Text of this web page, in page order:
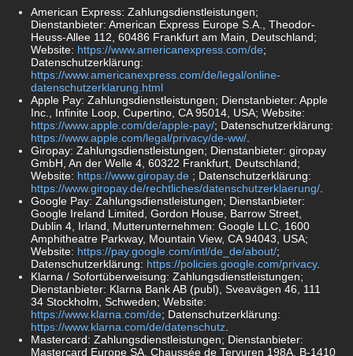
American Express: Zahlungsdienstleistungen;
Dienstanbieter: American Express Europe S.A., Theodor-
Heuss-Allee 112, 60486 Frankfurt am Main, Deutschland;
Website: https://www.americanexpress.com/de;
Datenschutzerklärung:
https://www.americanexpress.com/de/legal/online-
datenschutzerklarung.html
Apple Pay: Zahlungsdienstleistungen; Dienstanbieter: Apple
Inc., Infinite Loop, Cupertino, CA 95014, USA; Website:
https://www.apple.com/de/apple-pay/; Datenschutzerklärung:
https://www.apple.com/legal/privacy/de-ww/
Giropay: Zahlungsdienstleistungen; Dienstanbieter: giropay
GmbH, An der Welle 4, 60322 Frankfurt, Deutschland;
Website: https://www.giropay.de ; Datenschutzerklärung:
https://www.giropay.de/rechtliches/datenschutzerklaerung/
Google Pay: Zahlungsdienstleistungen; Dienstanbieter:
Google Ireland Limited, Gordon House, Barrow Street,
Dublin 4, Irland, Mutterunternehmen: Google LLC, 1600
Amphitheatre Parkway, Mountain View, CA 94043, USA;
Website: https://pay.google.com/intl/de_de/about/;
Datenschutzerklärung: https://policies.google.com/privacy.
Klarna / Sofortüberweisung: Zahlungsdienstleistungen;
Dienstanbieter: Klarna Bank AB (publ), Sveavägen 46, 111
34 Stockholm, Schweden; Website:
https://www.klarna.com/de; Datenschutzerklärung:
https://www.klarna.com/de/datenschutz
Mastercard: Zahlungsdienstleistungen; Dienstanbieter:
Mastercard Europe SA, Chaussée de Tervuren 198A, B-1410